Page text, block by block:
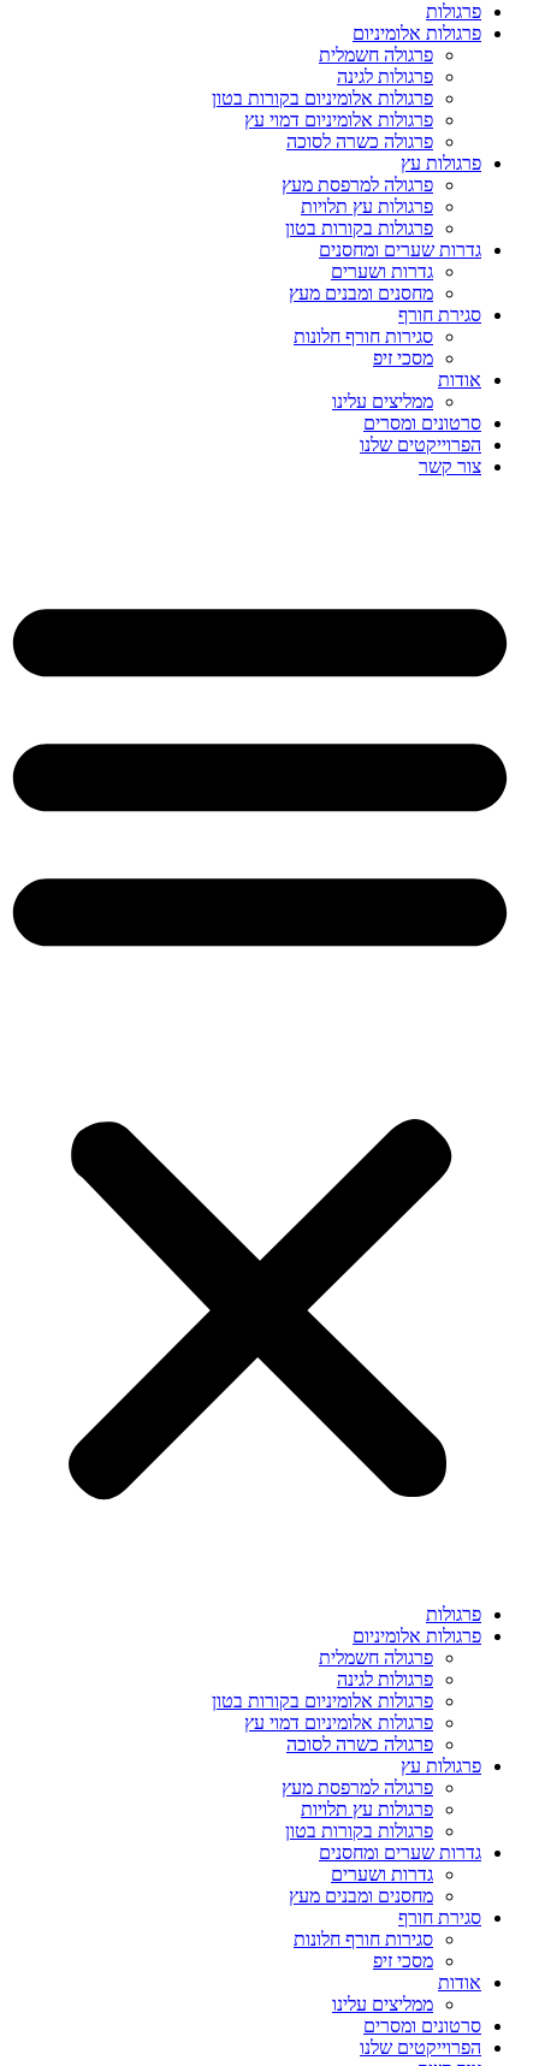
פרגולות
פרגולות אלומיניום
פרגולה חשמלית
פרגולות לגינה
פרגולות אלומיניום בקורות בטון
פרגולות אלומיניום דמוי עץ
פרגולה כשרה לסוכה
פרגולות עץ
פרגולה למרפסת מעץ
פרגולות עץ תלויות
פרגולות בקורות בטון
גדרות שערים ומחסנים
גדרות ושערים
מחסנים ומבנים מעץ
סגירת חורף
סגירות חורף חלונות
מסכי זיפ
אודות
ממליצים עלינו
סרטונים ומסרים
הפרוייקטים שלנו
צור קשר
פרגולות
פרגולות אלומיניום
פרגולה חשמלית
פרגולות לגינה
פרגולות אלומיניום בקורות בטון
פרגולות אלומיניום דמוי עץ
פרגולה כשרה לסוכה
פרגולות עץ
פרגולה למרפסת מעץ
פרגולות עץ תלויות
פרגולות בקורות בטון
גדרות שערים ומחסנים
גדרות ושערים
מחסנים ומבנים מעץ
סגירת חורף
סגירות חורף חלונות
מסכי זיפ
אודות
ממליצים עלינו
סרטונים ומסרים
הפרוייקטים שלנו